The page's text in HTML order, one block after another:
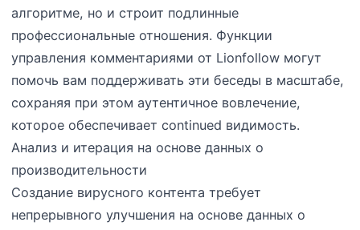
алгоритме, но и строит подлинные
профессиональные отношения. Функции
управления комментариями от Lionfollow могут
помочь вам поддерживать эти беседы в масштабе,
сохраняя при этом аутентичное вовлечение,
которое обеспечивает continued видимость.
Анализ и итерация на основе данных о
производительности
Создание вирусного контента требует
непрерывного улучшения на основе данных о